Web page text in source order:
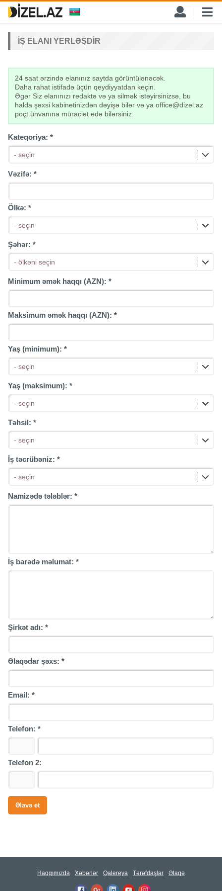
İŞ ELANI YERLƏŞDIR
24 saat ərzində elanınız saytda görüntülənəcək.
Daha rahat istifadə üçün qeydiyyatdan keçin.
Əgər Siz elanınızı redaktə və ya silmək istəyirsinizsə, bu
halda şəxsi kabinetinizdən dəyişə bilər və ya office@dizel.az
poçt ünvanına müraciət edə bilərsiniz.
Kateqoriya: *
- seçin
Vəzifə: *
Ölkə: *
- seçin
Şəhər: *
- ölkəni seçin
Minimum əmək haqqı (AZN): *
Maksimum əmək haqqı (AZN): *
Yaş (minimum): *
- seçin
Yaş (maksimum): *
- seçin
Təhsil: *
- seçin
İş təcrübəniz: *
- seçin
Namizədə tələblər: *
İş barədə məlumat: *
Şirkət adı: *
Əlaqədar şəxs: *
Email: *
Telefon: *
Telefon 2:
Haqqımızda Xəbərlər Qalereya Tərəfdaşlar Əlaqə